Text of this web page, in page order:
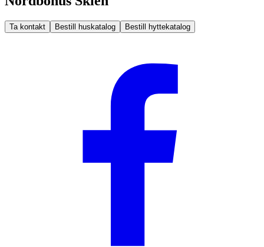
Ta kontakt Bestill huskatalog Bestill hyttekatalog